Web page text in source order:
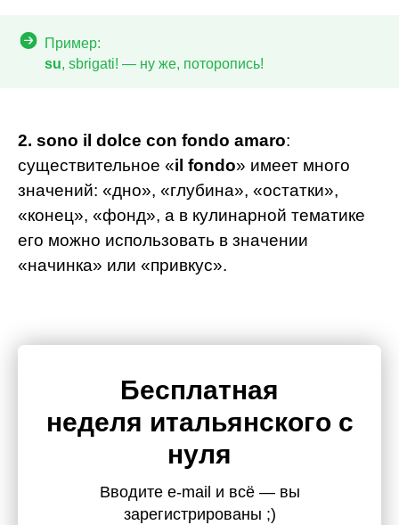
Пример:
su, sbrigati! — ну же, поторопись!
2. sono il dolce con fondo amaro:
существительное «il fondo» имеет много
значений: «дно», «глубина», «остатки»,
«конец», «фонд», а в кулинарной тематике
его можно использовать в значении
«начинка» или «привкус».
Бесплатная
неделя итальянского с
нуля
Вводите e-mail и всё — вы
зарегистрированы ;)